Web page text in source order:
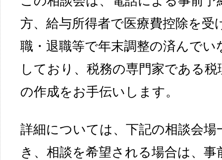
方、給与所得者で医療費控除を受
職・退職等で年末調整の済んで
しており、税務の専門家である
の作成をお手伝いします。
詳細については、下記の相談会
き、相談を希望される場合は、